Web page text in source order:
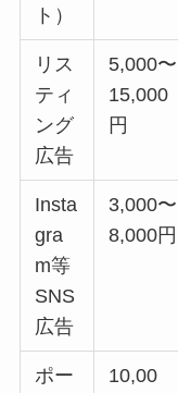
ト）
リス
ティ
ング
広告
5,000〜
15,000
円
Insta
gra
m等
SNS
広告
3,000〜
8,000円
ポー
10,00